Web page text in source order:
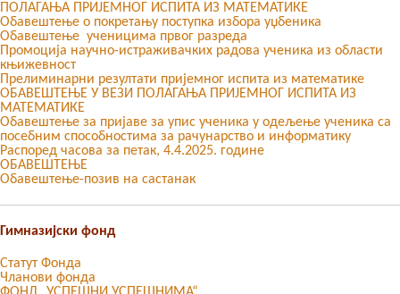
ПОЛАГАЊА ПРИЈЕМНОГ ИСПИТА ИЗ МАТЕМАТИКЕ
Обавештење о покретању поступка избора уџбеника
Обавештење ученицима првог разреда
Промоција научно-истраживачких радова ученика из области
књижевност
Прелиминарни резултати пријемног испита из математике
ОБАВЕШТЕЊЕ У ВЕЗИ ПОЛАГАЊА ПРИЈЕМНОГ ИСПИТА ИЗ
МАТЕМАТИКЕ
Oбавештење за пријаве за упис ученика у одељење ученика са
посебним способностима за рачунарство и информатику
Распоред часова за петак, 4.4.2025. године
ОБАВЕШТЕЊЕ
Обавештење-позив на састанак
Гимназијски фонд
Статут Фонда
Чланови фонда